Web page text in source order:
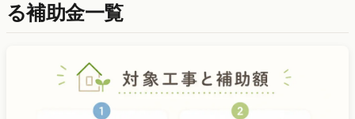
る補助金一覧